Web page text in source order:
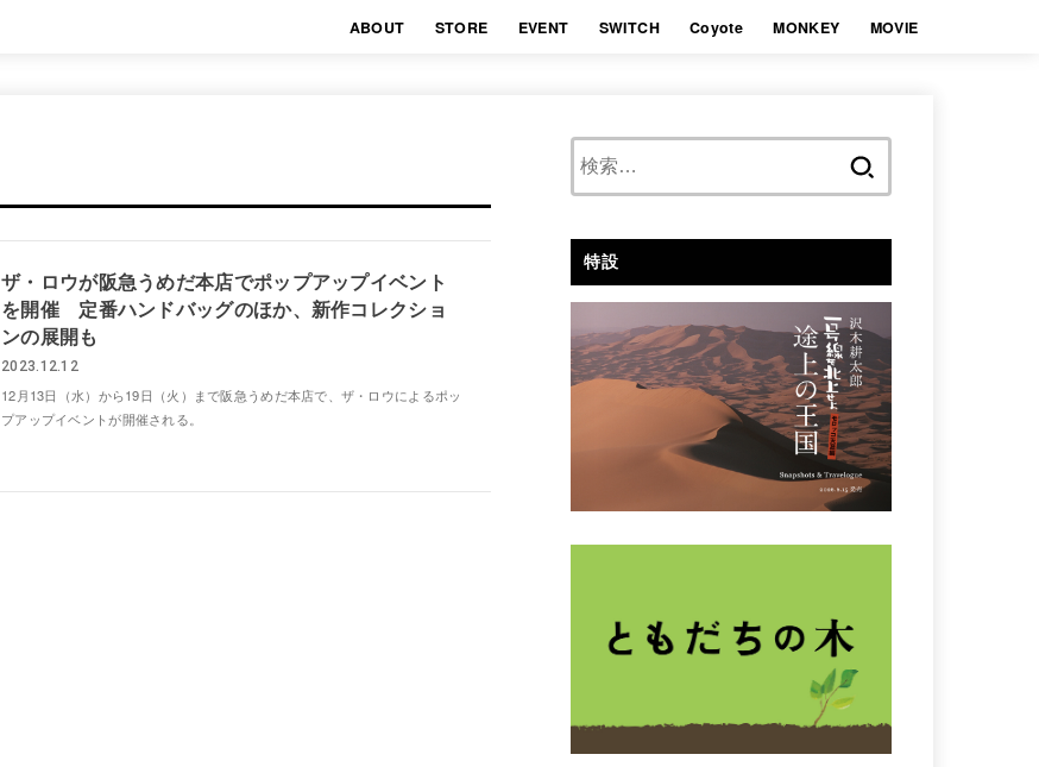
ABOUT STORE EVENT SWITCH Coyote MONKEY MOVIE
ザ・ロウが阪急うめだ本店でポップアップイベント
を開催 定番ハンドバッグのほか、新作コレクショ
ンの展開も
2023.12.12
12月13日（水）から19日（火）まで阪急うめだ本店で、ザ・ロウによるポッ
プアップイベントが開催される。
特設